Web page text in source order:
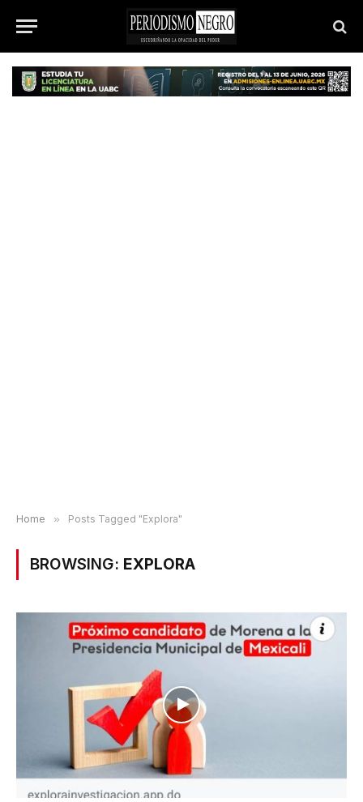
Home » Posts Tagged "Explora"
BROWSING: EXPLORA